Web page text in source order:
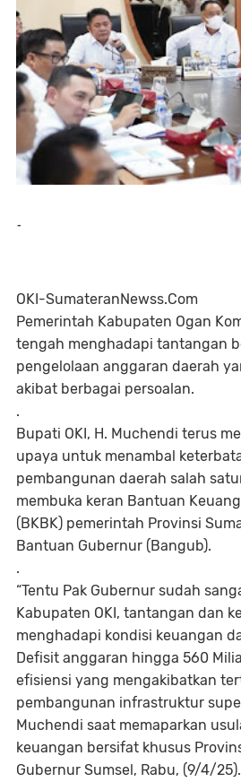
-
OKI-SumateranNewss.Com
Pemerintah Kabupaten Ogan
tengah menghadapi tantangan
pengelolaan anggaran daerah
akibat berbagai persoalan.
.
Bupati OKI, H. Muchendi terus
upaya untuk menambal
pembangunan daerah salah
membuka keran Bantuan
(BKBK) pemerintah Provinsi
Bantuan Gubernur (Bangub).
.
“Tentu Pak Gubernur sudah
Kabupaten OKI, tantangan dan
menghadapi kondisi keuangan
Defisit anggaran hingga 560
efisiensi yang mengakibatkan
pembangunan infrastruktur
Muchendi saat memaparkan
keuangan bersifat khusus
Gubernur Sumsel, Rabu, (9/4/25).